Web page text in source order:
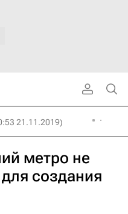
21.11.2019)
метро не
создания